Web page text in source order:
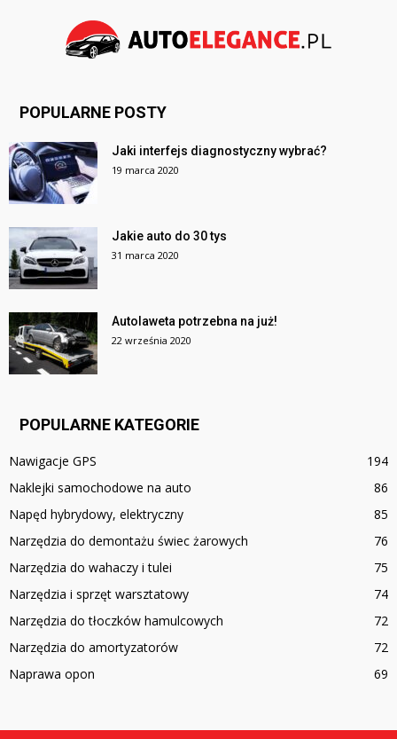
POPULARNE POSTY
Jaki interfejs diagnostyczny wybrać?
19 marca 2020
Jakie auto do 30 tys
31 marca 2020
Autolaweta potrzebna na już!
22 września 2020
POPULARNE KATEGORIE
Nawigacje GPS
194
Naklejki samochodowe na auto
86
Napęd hybrydowy, elektryczny
85
Narzędzia do demontażu świec żarowych
76
Narzędzia do wahaczy i tulei
75
Narzędzia i sprzęt warsztatowy
74
Narzędzia do tłoczków hamulcowych
72
Narzędzia do amortyzatorów
72
Naprawa opon
69